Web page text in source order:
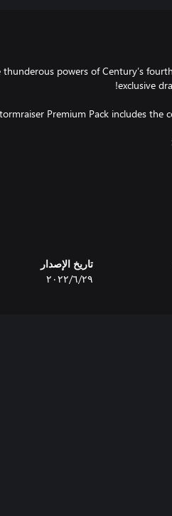
powers of Century’s
Premium Pack includes
تاريخ الإصدار
٢٩‏/٦‏/٢٠٢٢